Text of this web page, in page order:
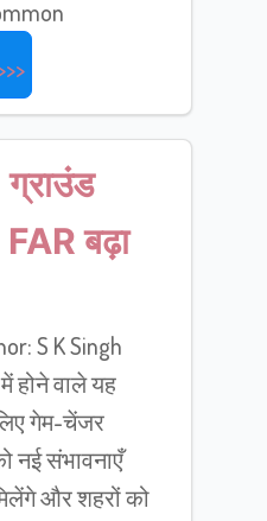
ग्राउंड
बढ़ा
S K Singh
होने वाले यह
गेम-चेंजर
नई संभावनाएँ
और शहरों को